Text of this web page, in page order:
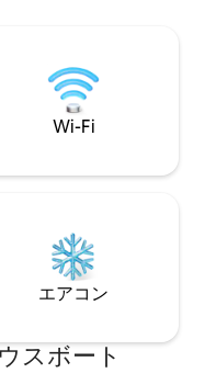
料金110ユーロは
い。
Wi-Fi
エアコン
スボート